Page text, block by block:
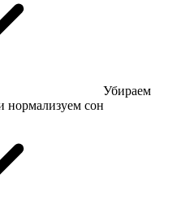
Убираем
нормализуем сон